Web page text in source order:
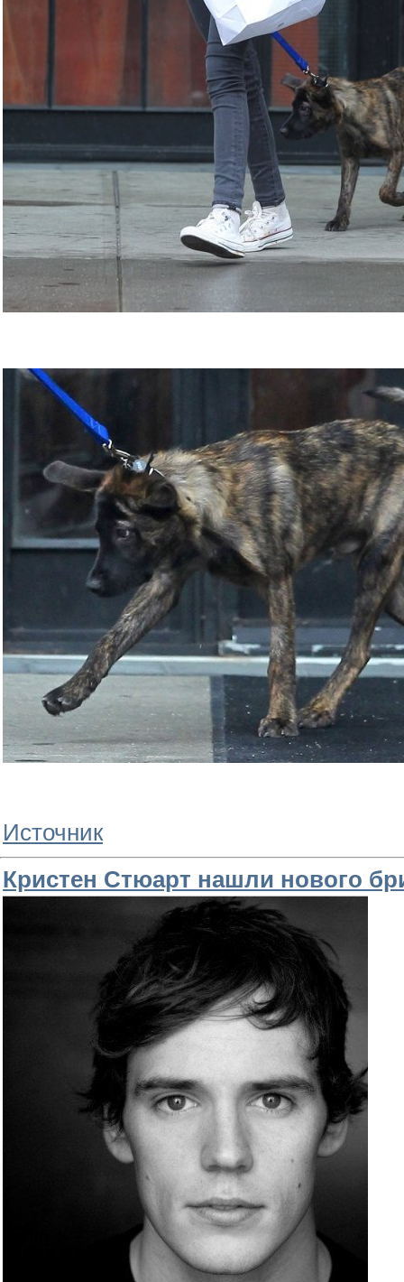
Источник
Кристен Стюарт нашли нового